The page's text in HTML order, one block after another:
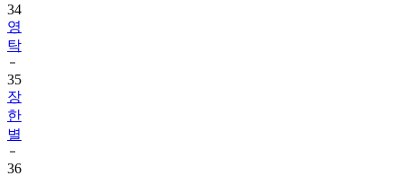
34
영
탁
35
장
한
별
36